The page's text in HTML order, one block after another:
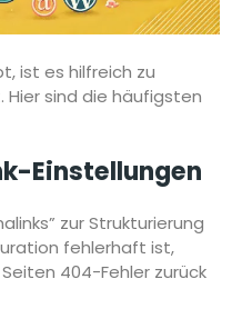
ist es hilfreich zu
sind die häufigsten
Einstellungen
zur Strukturierung
fehlerhaft ist,
404-Fehler zurück